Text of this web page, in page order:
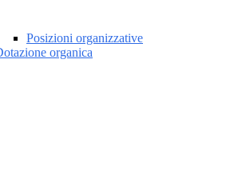
Posizioni organizzative
organica